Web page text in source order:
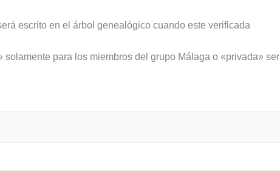
escrito en el árbol genealógico cuando este verificada
para los miembros del grupo Málaga o «privada»